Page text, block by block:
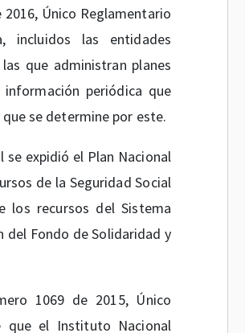
Único Reglamentario
incluidos las entidades
que administran planes
periódica que
se determine por este.
se expidió el Plan Nacional
de la Seguridad Social
los recursos del Sistema
del Fondo de Solidaridad y
1069 de 2015, Único
que el Instituto Nacional